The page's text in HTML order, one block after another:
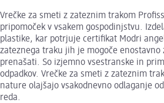
Vrečke za smeti z zateznim trakom
pripomoček v vsakem gospodinjstvu.
plastike, kar potrjuje certifikat Modri
zateznega traku jih je mogoče
prenašati. So izjemno vsestranske in
odpadkov. Vrečke za smeti z zateznim
nature olajšajo vsakodnevno odlaganje
reda.